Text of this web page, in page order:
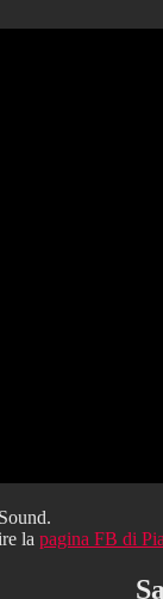
la pagina FB di